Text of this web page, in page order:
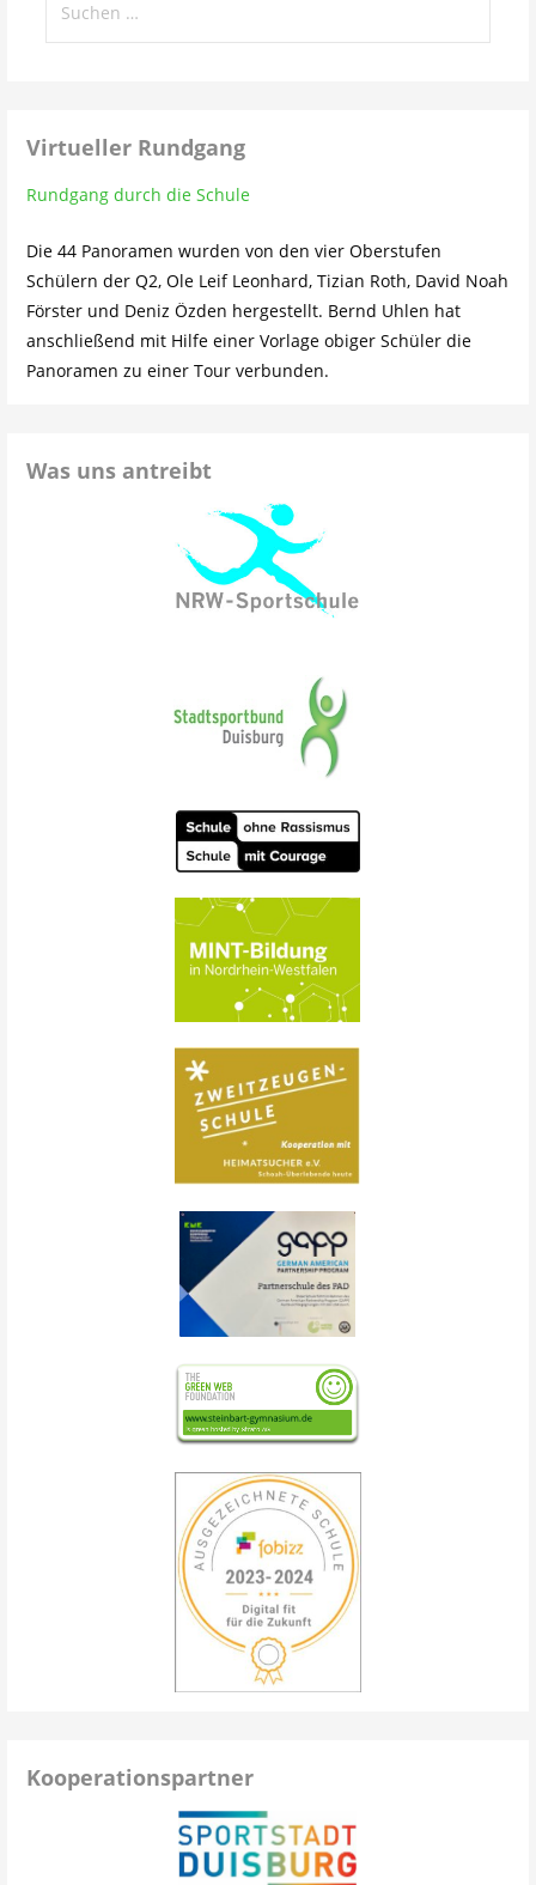
nach:
Virtueller Rundgang
Rundgang durch die Schule
Die 44 Panoramen wurden von den vier Oberstufen
Schülern der Q2, Ole Leif Leonhard, Tizian Roth, David Noah
Förster und Deniz Özden hergestellt. Bernd Uhlen hat
anschließend mit Hilfe einer Vorlage obiger Schüler die
Panoramen zu einer Tour verbunden.
Was uns antreibt
Kooperationspartner